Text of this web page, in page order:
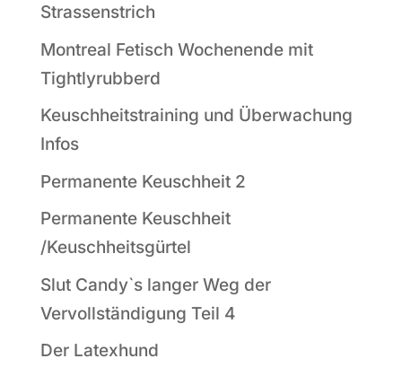
Strassenstrich
Montreal Fetisch Wochenende mit
Tightlyrubberd
Keuschheitstraining und Überwachung
Infos
Permanente Keuschheit 2
Permanente Keuschheit
/Keuschheitsgürtel
Slut Candy`s langer Weg der
Vervollständigung Teil 4
Der Latexhund